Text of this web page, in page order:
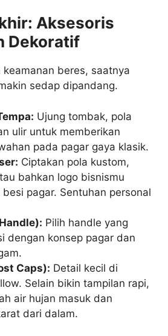
Aksesoris
Dekoratif
beres, saatnya
sedap dipandang.
Ujung tombak, pola
ulir untuk memberikan
pada pagar gaya klasik.
Ciptakan pola kustom,
bahkan logo bisnismu
pagar. Sentuhan personal
Pilih handle yang
dengan konsep pagar dan
Caps): Detail kecil di
Selain bikin tampilan rapi,
air hujan masuk dan
dari dalam.